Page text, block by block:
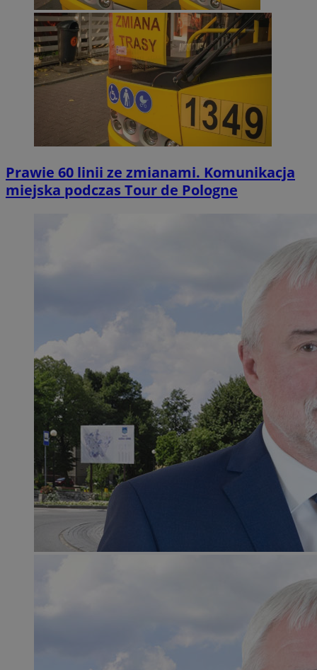
Prawie 60 linii ze zmianami. Komunikacja
miejska podczas Tour de Pologne